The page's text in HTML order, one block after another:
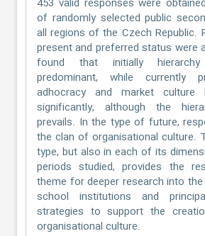
453 valid responses were
of randomly selected public
all regions of the Czech Republic.
present and preferred status were
found that initially
predominant, while currently
adhocracy and market culture
significantly, although the
prevails. In the type of future,
the clan of organisational culture.
type, but also in each of its
periods studied, provides the
theme for deeper research into
school institutions and
strategies to support the
organisational culture.